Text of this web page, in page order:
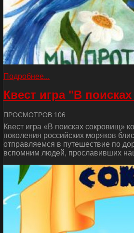
Подробнее...
Квест игра "В
ПРОСМОТРОВ 106
Квест игра «В поисках сокровищ»
поколения российских моряков
отправляемся в путешествие по
вспомним людей, прославивших